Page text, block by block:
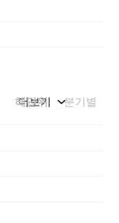
해단위 분기별
더보기